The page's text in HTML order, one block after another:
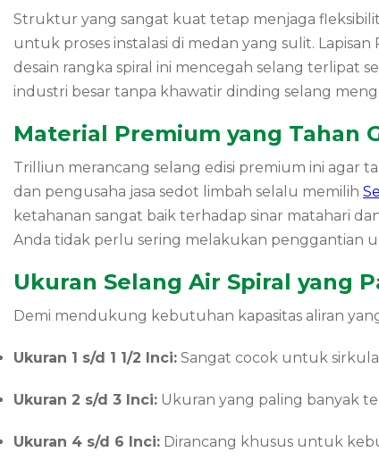
Struktur yang sangat kuat tetap menjaga
untuk proses instalasi di medan yang sulit.
desain rangka spiral ini mencegah selang terlipat
industri besar tanpa khawatir dinding selang
Material Premium yang Tahan
Trilliun merancang selang edisi premium ini agar
dan pengusaha jasa sedot limbah selalu memilih
ketahanan sangat baik terhadap sinar matahari
Anda tidak perlu sering melakukan penggantian
Ukuran Selang Air Spiral yang
Demi mendukung kebutuhan kapasitas aliran
Ukuran 1 s/d 1 1/2 Inci: Sangat cocok untuk
Ukuran 2 s/d 3 Inci: Ukuran yang paling banyak
Ukuran 4 s/d 6 Inci: Dirancang khusus untuk